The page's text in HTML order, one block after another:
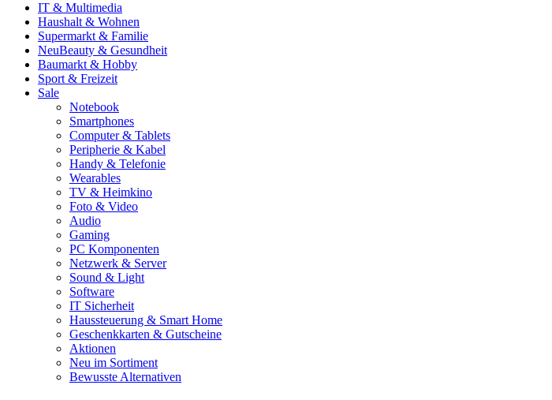
IT & Multimedia
Haushalt & Wohnen
Supermarkt & Familie
NeuBeauty & Gesundheit
Baumarkt & Hobby
Sport & Freizeit
Sale
Notebook
Smartphones
Computer & Tablets
Peripherie & Kabel
Handy & Telefonie
Wearables
TV & Heimkino
Foto & Video
Audio
Gaming
PC Komponenten
Netzwerk & Server
Sound & Light
Software
IT Sicherheit
Haussteuerung & Smart Home
Geschenkkarten & Gutscheine
Aktionen
Neu im Sortiment
Bewusste Alternativen